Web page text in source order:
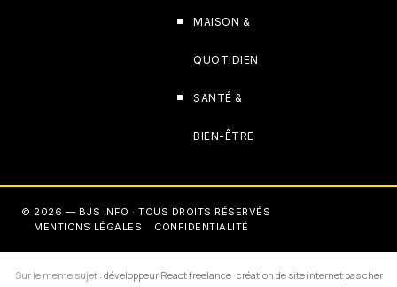
MAISON &
QUOTIDIEN
SANTÉ &
BIEN-ÊTRE
© 2026 — BJS INFO · TOUS DROITS RÉSERVÉS
MENTIONS LÉGALES
CONFIDENTIALITÉ
Sur le meme sujet : développeur React freelance·création de site internet pas cher